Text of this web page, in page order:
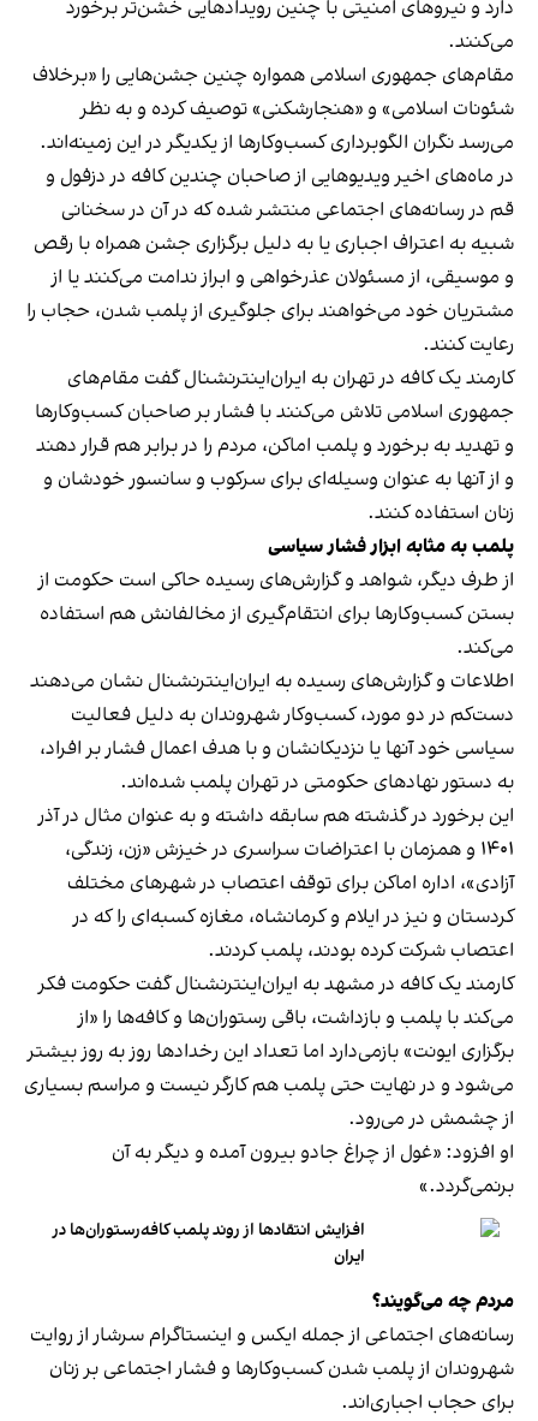
دارد و نیروهای امنیتی با چنین رویدادهایی خشن‌تر برخورد
می‌کنند.
مقام‌های جمهوری اسلامی همواره چنین جشن‌هایی را «برخلاف
شئونات اسلامی» و «هنجارشکنی» توصیف کرده و به نظر
می‌رسد نگران الگوبرداری کسب‌وکارها از یکدیگر در این زمینه‌اند.
در ماه‌های اخیر ویدیوهایی از صاحبان چندین کافه در دزفول و
قم در رسانه‌های اجتماعی منتشر شده که در آن در سخنانی
شبیه به اعتراف اجباری یا به دلیل برگزاری جشن همراه با رقص
و موسیقی، از مسئولان عذرخواهی و ابراز ندامت می‌کنند یا از
مشتریان خود می‌خواهند برای جلوگیری از پلمب شدن، حجاب را
رعایت کنند.
کارمند یک کافه در تهران به ایران‌اینترنشنال گفت مقام‌های
جمهوری اسلامی تلاش می‌کنند با فشار بر صاحبان کسب‌وکارها
و تهدید به برخورد و پلمب اماکن، مردم را در برابر هم قرار دهند
و از آنها به عنوان وسیله‌ای برای سرکوب و سانسور خودشان و
زنان استفاده کنند.
پلمب به مثابه ابزار فشار سیاسی
از طرف دیگر، شواهد و گزارش‌های رسیده حاکی است حکومت از
بستن کسب‌وکارها برای انتقام‌گیری از مخالفانش هم استفاده
می‌کند.
اطلاعات و گزارش‌های رسیده به ایران‌اینترنشنال نشان می‌دهند
دست‌کم در دو مورد، کسب‌وکار شهروندان به دلیل فعالیت
سیاسی خود آنها یا نزدیکانشان و با هدف اعمال فشار بر افراد،
به دستور نهادهای حکومتی در تهران پلمب شده‌اند.
این برخورد در گذشته هم سابقه داشته و به عنوان مثال در آذر
۱۴۰۱ و همزمان با اعتراضات سراسری در خیزش «زن، زندگی،
آزادی»، اداره اماکن برای توقف اعتصاب در شهرهای مختلف
کردستان و نیز در ایلام و کرمانشاه، مغازه کسبه‌ای را که در
اعتصاب شرکت کرده بودند، پلمب کردند.
کارمند یک کافه در مشهد به ایران‌اینترنشنال گفت حکومت فکر
می‌کند با پلمب و بازداشت، باقی رستوران‌ها و کافه‌ها را «از
برگزاری ایونت» بازمی‌دارد اما تعداد این رخدادها روز به روز بیشتر
می‌شود و در نهایت حتی پلمب هم کارگر نیست و مراسم بسیاری
از چشمش در می‌رود.
او افزود: «غول از چراغ جادو بیرون آمده و دیگر به آن
برنمی‎‌گردد.»
افزایش انتقادها از روند پلمب کافه‌رستوران‌ها در
ایران
مردم چه می‌گویند؟
رسانه‎‌های اجتماعی از جمله ایکس و اینستاگرام سرشار از روایت
شهروندان از پلمب شدن کسب‌وکارها و فشار اجتماعی بر زنان
برای حجاب اجباری‌اند.